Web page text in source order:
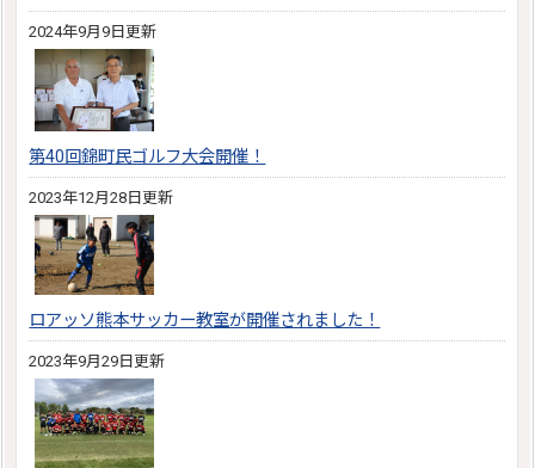
2024年9月9日更新
第40回錦町民ゴルフ大会開催！
2023年12月28日更新
ロアッソ熊本サッカー教室が開催されました！
2023年9月29日更新